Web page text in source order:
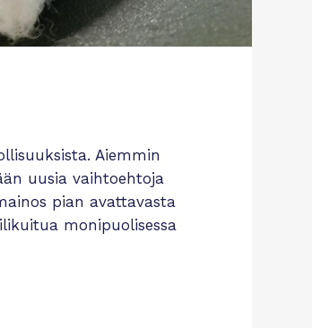
Aiemmin
uusia vaihtoehtoja
pian avattavasta
monipuolisessa